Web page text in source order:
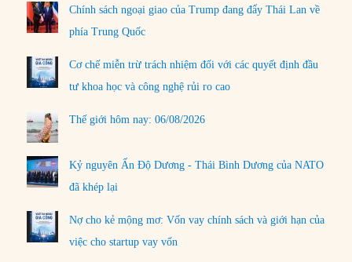
Chính sách ngoại giao của Trump đang đẩy Thái Lan về
phía Trung Quốc
Cơ chế miễn trừ trách nhiệm đối với các quyết định đầu
tư khoa học và công nghệ rủi ro cao
Thế giới hôm nay: 06/08/2026
Kỷ nguyên Ấn Độ Dương - Thái Bình Dương của NATO
đã khép lại
Nợ cho kẻ mộng mơ: Vốn vay chính sách và giới hạn của
việc cho startup vay vốn